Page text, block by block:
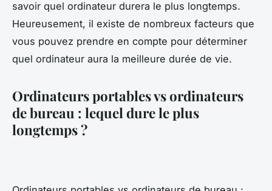
savoir quel ordinateur durera le plus longtemps.
Heureusement, il existe de nombreux facteurs que
vous pouvez prendre en compte pour déterminer
quel ordinateur aura la meilleure durée de vie.
Ordinateurs portables vs ordinateurs
de bureau : lequel dure le plus
longtemps ?